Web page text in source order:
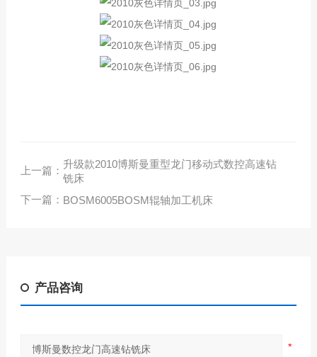
上一篇：
升级款2010博斯曼重型龙门移动式数控高速钻
铣床
下一篇： BOSM6005BOSM辊轴加工机床
产品咨询